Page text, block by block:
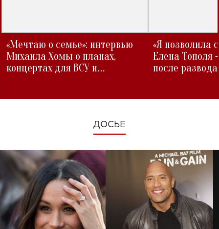
«Мечтаю о семье»: интервью
Михаила Хомы о планах,
концертах для ВСУ и
«Я позволила
Елена Тополя
после развода
ДОСЬЕ